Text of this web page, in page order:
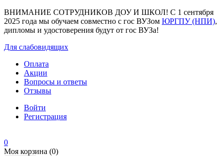
ВНИМАНИЕ СОТРУДНИКОВ ДОУ И ШКОЛ! С 1 сентября
2025 года мы обучаем совместно с гос ВУЗом ЮРГПУ (НПИ),
дипломы и удостоверения будут от гос ВУЗа!
Для слабовидящих
Оплата
Акции
Вопросы и ответы
Отзывы
Войти
Регистрация
0
Моя корзина (0)